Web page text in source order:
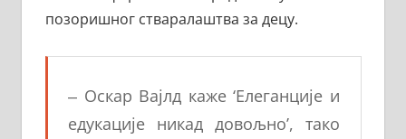
позоришног стваралаштва за децу.
‒ Оскар Вајлд каже ‘Елеганције и
едукације никад довољно’, тако